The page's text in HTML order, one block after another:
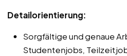
Detailorientierung:
Sorgfältige und genaue
Studentenjobs,